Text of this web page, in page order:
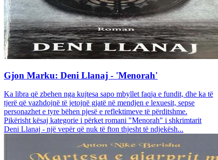
Gjon Marku: Deni Llanaj - 'Menorah'
Ka libra që zbehen nga kujtesa sapo mbyllet faqja e fundit, dhe ka të
tjerë që vazhdojnë të jetojnë gjatë në mendjen e lexuesit, sepse
personazhet e tyre bëhen pjesë e reflektimeve të përditshme.
Pikërisht kësaj kategorie i përket romani "Menorah" i shkrimtarit
Deni Llanaj - një vepër që nuk të fton thjesht të ndjekësh...